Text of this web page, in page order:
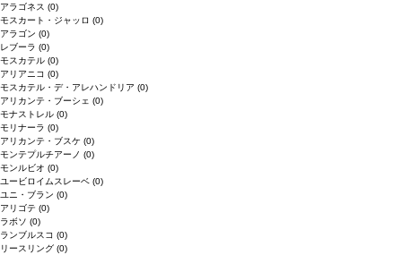
アラゴネス (0)
モスカート・ジャッロ (0)
アラゴン (0)
レブーラ (0)
モスカテル (0)
アリアニコ (0)
モスカテル・デ・アレハンドリア (0)
アリカンテ・ブーシェ (0)
モナストレル (0)
モリナーラ (0)
アリカンテ・ブスケ (0)
モンテプルチアーノ (0)
モンルビオ (0)
ユービロイムスレーベ (0)
ユニ・ブラン (0)
アリゴテ (0)
ラボソ (0)
ランブルスコ (0)
リースリング (0)